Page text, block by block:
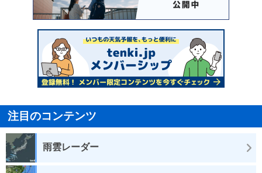
注目のコンテンツ
雨雲レーダー